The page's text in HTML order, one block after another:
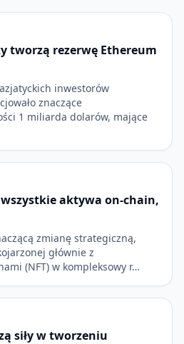
tworzą rezerwę Ethereum
inwestorów
znaczące
1 miliarda dolarów, mające
aktywa on-chain,
zmianę strategiczną,
głównie z
(NFT) w kompleksowy r…
siły w tworzeniu